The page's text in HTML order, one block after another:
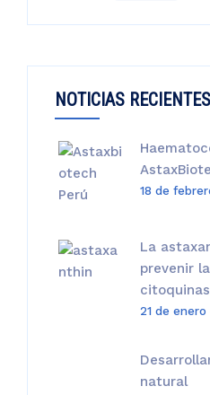
NOTICIAS RECIENTES
18 de
La
prevenir
citoquinas
21 de enero
natural